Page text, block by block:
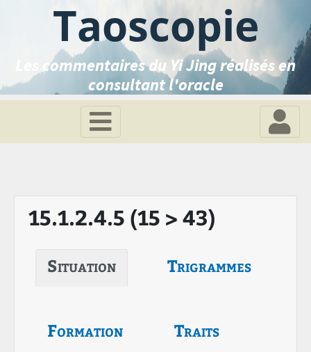
Taoscopie
Les commentaires du Yi Jing réalisés en
consultant l'oracle
15.1.2.4.5 (15 > 43)
Situation Trigrammes
Formation Traits